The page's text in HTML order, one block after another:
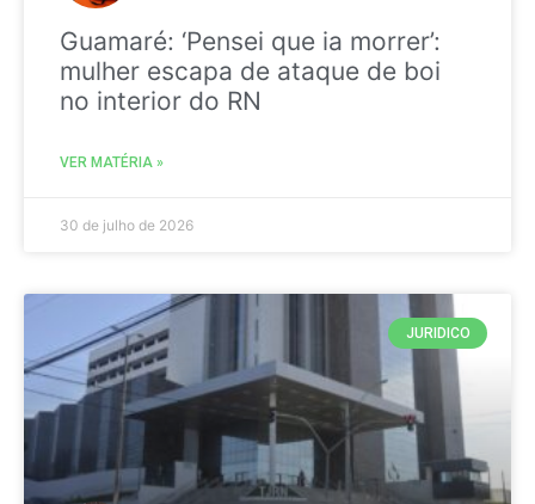
Guamaré: ‘Pensei que ia morrer’:
mulher escapa de ataque de boi
no interior do RN
VER MATÉRIA »
30 de julho de 2026
JURIDICO